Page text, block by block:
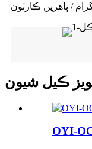
ڪيل شيون